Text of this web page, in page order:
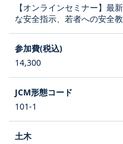
【オンラインセミナー】最
な安全指示、若者への安全
14,300
101-1